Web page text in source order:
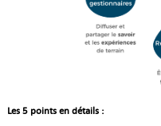
Les 5 points en détails :